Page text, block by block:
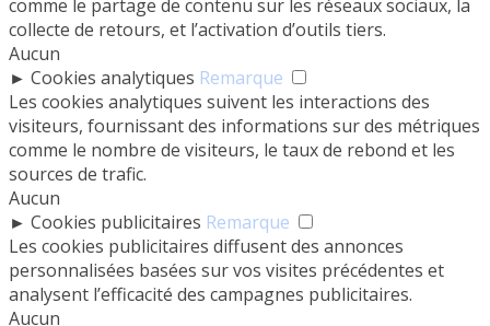
comme le partage de contenu sur les réseaux sociaux, la
collecte de retours, et l’activation d’outils tiers.
Aucun
► Cookies analytiques Remarque
Les cookies analytiques suivent les interactions des
visiteurs, fournissant des informations sur des métriques
comme le nombre de visiteurs, le taux de rebond et les
sources de trafic.
Aucun
► Cookies publicitaires Remarque
Les cookies publicitaires diffusent des annonces
personnalisées basées sur vos visites précédentes et
analysent l’efficacité des campagnes publicitaires.
Aucun